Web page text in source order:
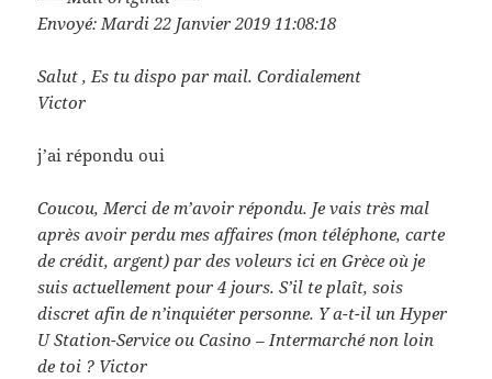
Envoyé: Mardi 22 Janvier 2019 11:08:18
Salut , Es tu dispo par mail. Cordialement
Victor
j’ai répondu oui
Coucou, Merci de m’avoir répondu. Je vais très mal
après avoir perdu mes affaires (mon téléphone, carte
de crédit, argent) par des voleurs ici en Grèce où je
suis actuellement pour 4 jours. S’il te plaît, sois
discret afin de n’inquiéter personne. Y a-t-il un Hyper
U Station-Service ou Casino – Intermarché non loin
de toi ? Victor